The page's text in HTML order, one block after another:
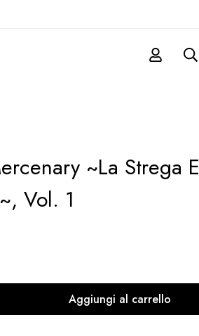
~La Strega E
Vol. 1
Aggiungi al carrello